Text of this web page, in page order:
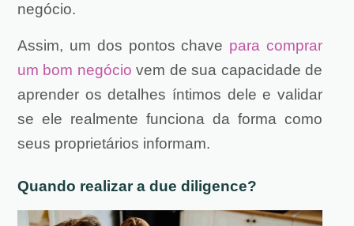
negócio.
Assim, um dos pontos chave para comprar
um bom negócio vem de sua capacidade de
aprender os detalhes íntimos dele e validar
se ele realmente funciona da forma como
seus proprietários informam.
Quando realizar a due diligence?